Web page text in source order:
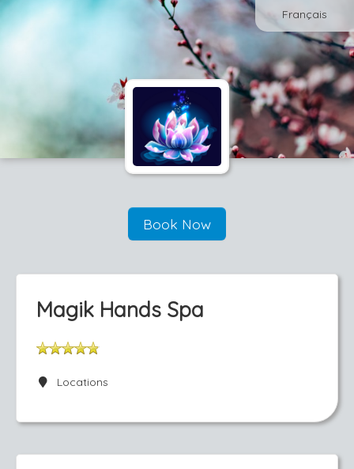
Français
Book Now
Magik Hands Spa
Locations